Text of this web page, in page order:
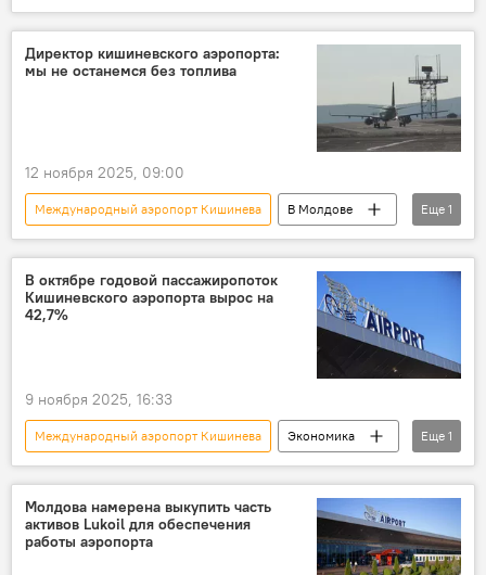
Молдова
Директор кишиневского аэропорта:
мы не останемся без топлива
12 ноября 2025, 09:00
Международный аэропорт Кишинева
В Молдове
Молдова
Еще 1
В октябре годовой пассажиропоток
Кишиневского аэропорта вырос на
42,7%
9 ноября 2025, 16:33
Международный аэропорт Кишинева
Экономика
В Молдове
Еще 1
Молдова намерена выкупить часть
активов Lukoil для обеспечения
работы аэропорта